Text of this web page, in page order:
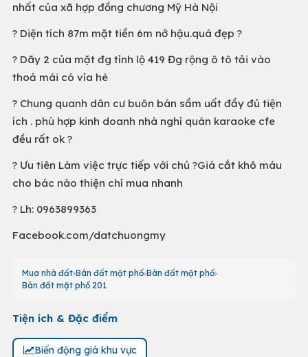
nhất của xã hợp đồng chương Mỹ Hà Nội
? Diện tích 87m mặt tiền 6m nở hậu.quá đẹp ?
? Dãy 2 của mặt đg tỉnh lộ 419 Đg rộng ô tô tải vào
thoả mái có vỉa hè
? Chung quanh dân cư buôn bán sầm uất đầy đủ tiện
ích . phù hợp kinh doanh nhà nghỉ quán karaoke cfe
đều rất ok ?
? Ưu tiên Làm việc trực tiếp với chủ ?Giá cắt khô máu
cho bác nào thiện chí mua nhanh
? Lh: 0963899363
Facebook.com/datchuongmy
Mua nhà đất Bán đất mặt phố Bán đất mặt phố
Bán đất mặt phố 201
Tiện ích & Đặc điểm
Biến động giá khu vực